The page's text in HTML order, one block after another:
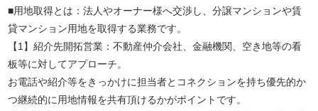
■用地取得とは：法人やオーナー様へ交渉し、分譲マンションや賃
貸マンション用地を取得する業務です。
【1】紹介先開拓営業：不動産仲介会社、金融機関、空き地等の看
板等に対してアプローチ。
お電話や紹介等をきっかけに担当者とコネクションを持ち優先的か
つ継続的に用地情報を共有頂けるかがポイントです。